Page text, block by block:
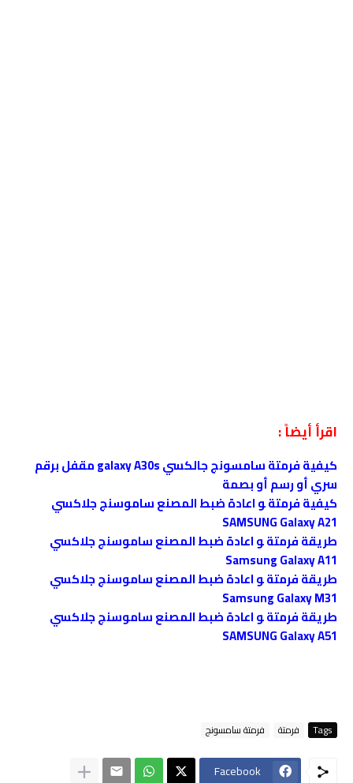
اقرأ أيضاً :
كيفية فرمتة سامسونج جالكسي galaxy A30s مقفل برقم
سري أو رسم أو بصمة
كيفية فرمتة ﻮ اعادة ضبط المصنع ﺳﺎﻣﻮﺳﻨﺞ جلاكسي
SAMSUNG Galaxy A21
طريقة فرمتة ﻮ اعادة ضبط المصنع ﺳﺎﻣﻮﺳﻨﺞ جلاكسي
Samsung Galaxy A11
طريقة فرمتة ﻮ اعادة ضبط المصنع ﺳﺎﻣﻮﺳﻨﺞ جلاكسي
Samsung Galaxy M31
طريقة فرمتة ﻮ اعادة ضبط المصنع ﺳﺎﻣﻮﺳﻨﺞ جلاكسي
SAMSUNG Galaxy A51
Tags فرمتة فرمتة سامسونج
Facebook